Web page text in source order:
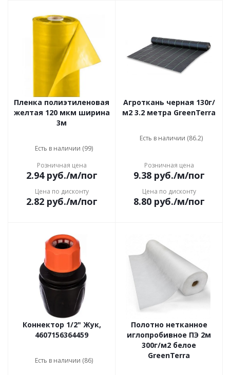
Пленка полиэтиленовая
желтая 120 мкм ширина
3м
Есть в наличии (99)
Розничная цена
2.94руб./м/пог
Цена по дисконту
2.82руб./м/пог
Агроткань черная 130г/
м2 3.2 метра GreenTerra
Есть в наличии (86.2)
Розничная цена
9.38руб./м/пог
Цена по дисконту
8.80руб./м/пог
Коннектор 1/2" Жук,
4607156364459
Есть в наличии (86)
Полотно нетканное
иглопробивное ПЭ 2м
300г/м2 белое
GreenTerra